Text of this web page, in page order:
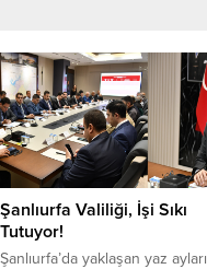
Şanlıurfa Valiliği, İşi Sıkı
Tutuyor!
Şanlıurfa’da yaklaşan yaz ayları